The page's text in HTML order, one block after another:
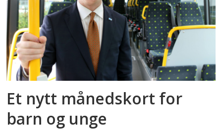
Et nytt månedskort for
barn og unge